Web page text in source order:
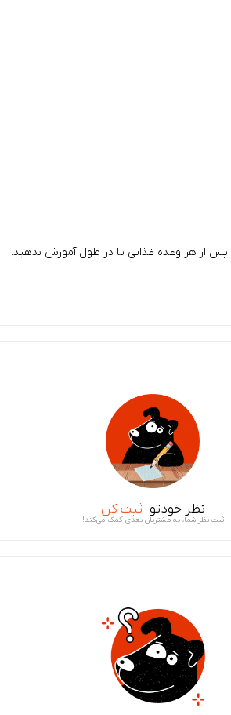
پس از هر وعده غذایی یا در طول آموزش بدهید.
نظر خودتو ثبت کن
ثبت نظر شما، به مشتریان بعدی کمک می‌کند!